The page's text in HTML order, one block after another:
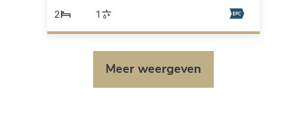
2 1
Meer weergeven